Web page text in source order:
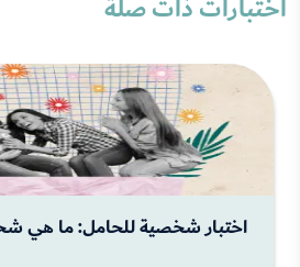
اختبارات ذات صلة
اختبار شخصية للحامل: ما هي